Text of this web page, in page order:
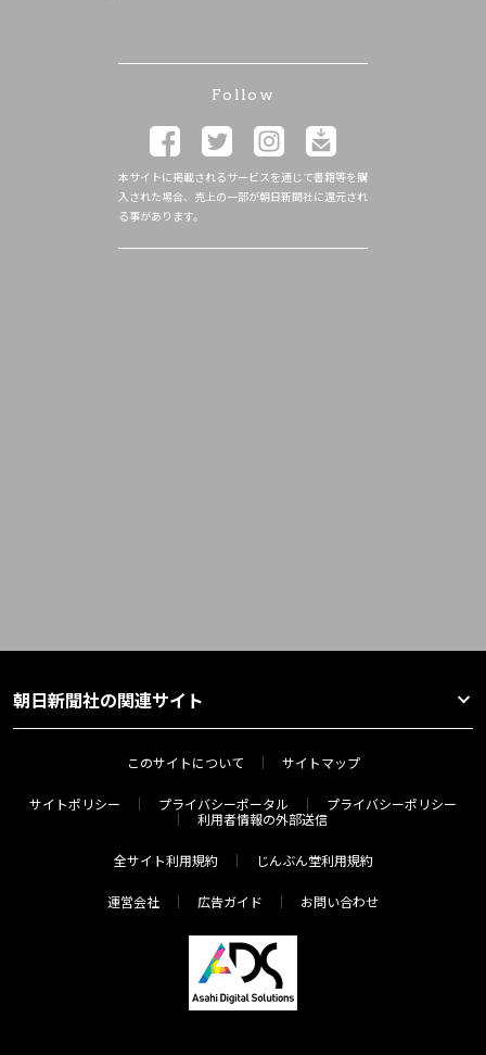
Follow
本サイトに掲載されるサービスを通じて書籍等を購
入された場合、売上の一部が朝日新聞社に還元され
る事があります。
朝日新聞社の関連サイト
このサイトについて サイトマップ
サイトポリシー プライバシーポータル
プライバシーポリシー
利用者情報の外部送信
全サイト利用規約 じんぶん堂利用規約
運営会社 広告ガイド お問い合わせ